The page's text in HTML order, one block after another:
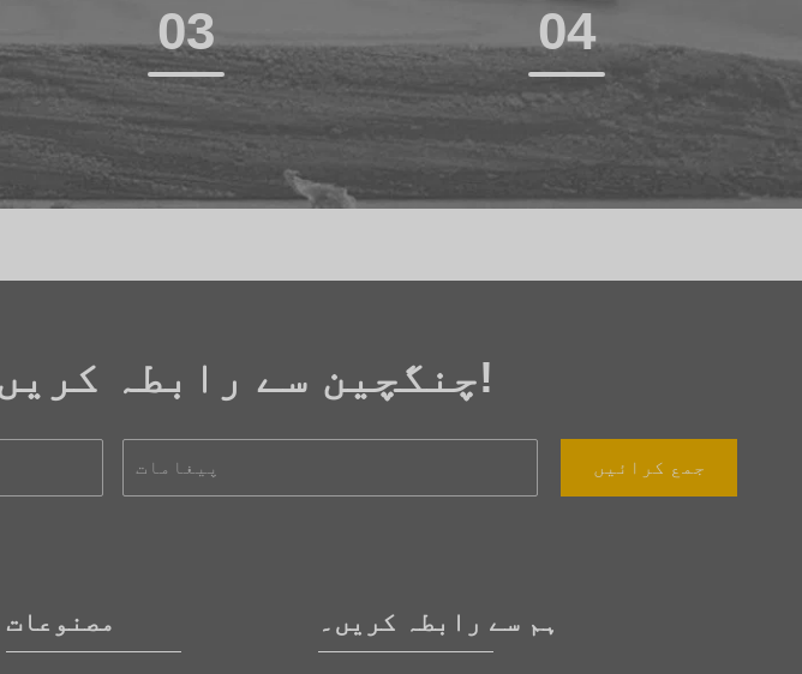
03 04
چنگچین سے رابطہ کریں، ہمارا کام شروع کریں!
جمع کرائیں
مصنوعات ہم سے رابطہ کریں۔